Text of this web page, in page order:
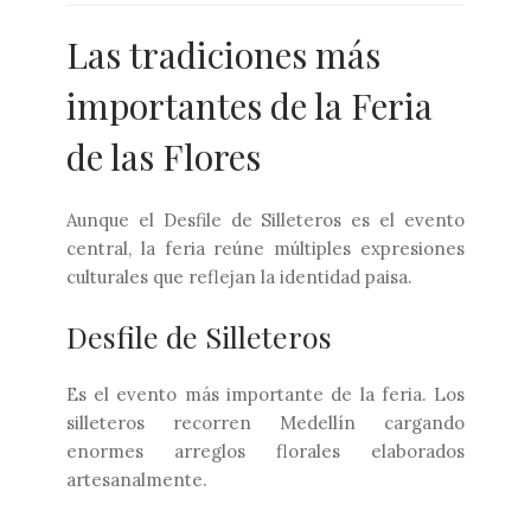
Las tradiciones más
importantes de la Feria
de las Flores
Aunque el Desfile de Silleteros es el evento
central, la feria reúne múltiples expresiones
culturales que reflejan la identidad paisa.
Desfile de Silleteros
Es el evento más importante de la feria. Los
silleteros recorren Medellín cargando
enormes arreglos florales elaborados
artesanalmente.